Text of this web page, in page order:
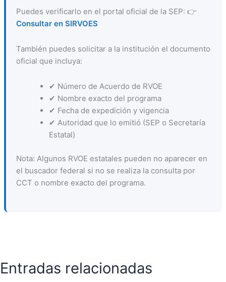
Puedes verificarlo en el portal oficial de la SEP: 👉
Consultar en SIRVOES
También puedes solicitar a la institución el documento
oficial que incluya:
✔ Número de Acuerdo de RVOE
✔ Nombre exacto del programa
✔ Fecha de expedición y vigencia
✔ Autoridad que lo emitió (SEP o Secretaría
Estatal)
Nota: Algunos RVOE estatales pueden no aparecer en
el buscador federal si no se realiza la consulta por
CCT o nombre exacto del programa.
Entradas relacionadas